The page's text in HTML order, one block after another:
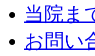
当院ま
お問い